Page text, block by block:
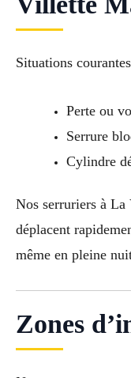
Situations
Perte ou
Serrure
Cylindre
Nos serruriers à
déplacent
même en pleine
Zones